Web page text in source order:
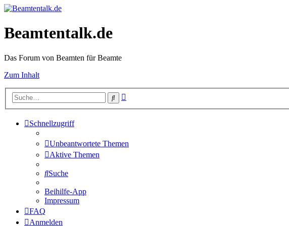
Beamtentalk.de
Das Forum von Beamten für Beamte
Zum Inhalt
Suche
Schnellzugriff
Unbeantwortete Themen
Aktive Themen
Suche
Beihilfe-App
Impressum
FAQ
Anmelden